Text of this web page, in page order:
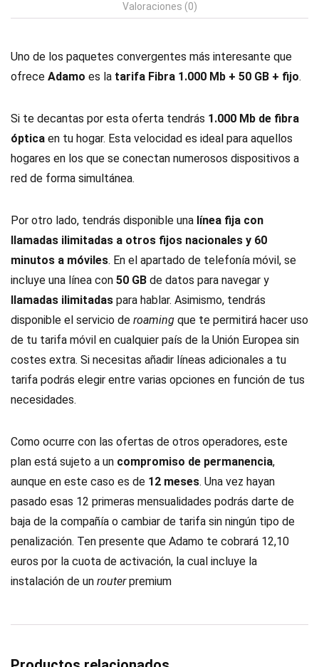
Valoraciones (0)
Uno de los paquetes convergentes más interesante que
ofrece Adamo es la tarifa Fibra 1.000 Mb + 50 GB + fijo.
Si te decantas por esta oferta tendrás 1.000 Mb de fibra
óptica en tu hogar. Esta velocidad es ideal para aquellos
hogares en los que se conectan numerosos dispositivos a
red de forma simultánea.
Por otro lado, tendrás disponible una línea fija con
llamadas ilimitadas a otros fijos nacionales y 60
minutos a móviles. En el apartado de telefonía móvil, se
incluye una línea con 50 GB de datos para navegar y
llamadas ilimitadas para hablar. Asimismo, tendrás
disponible el servicio de roaming que te permitirá hacer uso
de tu tarifa móvil en cualquier país de la Unión Europea sin
costes extra. Si necesitas añadir líneas adicionales a tu
tarifa podrás elegir entre varias opciones en función de tus
necesidades.
Como ocurre con las ofertas de otros operadores, este
plan está sujeto a un compromiso de permanencia,
aunque en este caso es de 12 meses. Una vez hayan
pasado esas 12 primeras mensualidades podrás darte de
baja de la compañía o cambiar de tarifa sin ningún tipo de
penalización. Ten presente que Adamo te cobrará 12,10
euros por la cuota de activación, la cual incluye la
instalación de un routerpremium